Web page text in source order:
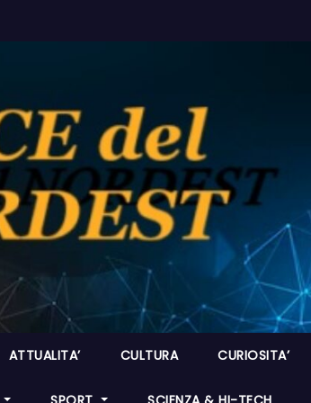
ATTUALITA’ CULTURA CURIOSITA’